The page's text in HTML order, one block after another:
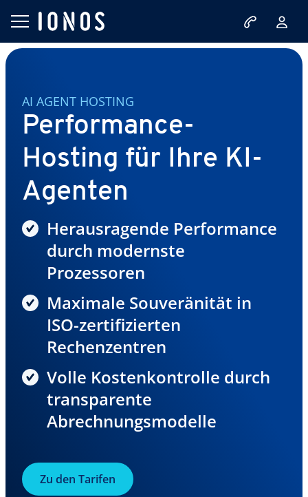
AI AGENT HOSTING
Performance-
Hosting für Ihre KI-
Agenten
Herausragende Performance
durch modernste
Prozessoren
Maximale Souveränität in
ISO-zertifizierten
Rechenzentren
Volle Kostenkontrolle durch
transparente
Abrechnungsmodelle
Zu den Tarifen